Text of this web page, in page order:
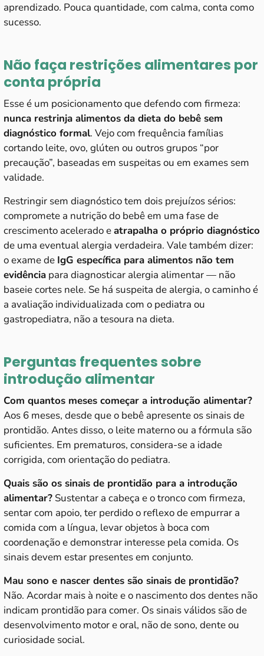
aprendizado. Pouca quantidade, com calma, conta como
sucesso.
Não faça restrições alimentares por
conta própria
Esse é um posicionamento que defendo com firmeza:
nunca restrinja alimentos da dieta do bebê sem
diagnóstico formal. Vejo com frequência famílias
cortando leite, ovo, glúten ou outros grupos “por
precaução”, baseadas em suspeitas ou em exames sem
validade.
Restringir sem diagnóstico tem dois prejuízos sérios:
compromete a nutrição do bebê em uma fase de
crescimento acelerado eatrapalha o próprio diagnóstico
de uma eventual alergia verdadeira. Vale também dizer:
o exame de IgG específica para alimentos não tem
evidência para diagnosticar alergia alimentar — não
baseie cortes nele. Se há suspeita de alergia, o caminho é
a avaliação individualizada com o pediatra ou
gastropediatra, não a tesoura na dieta.
Perguntas frequentes sobre
introdução alimentar
Com quantos meses começar a introdução alimentar?
Aos 6 meses, desde que o bebê apresente os sinais de
prontidão. Antes disso, o leite materno ou a fórmula são
suficientes. Em prematuros, considera-se a idade
corrigida, com orientação do pediatra.
Quais são os sinais de prontidão para a introdução
alimentar? Sustentar a cabeça e o tronco com firmeza,
sentar com apoio, ter perdido o reflexo de empurrar a
comida com a língua, levar objetos à boca com
coordenação e demonstrar interesse pela comida. Os
sinais devem estar presentes em conjunto.
Mau sono e nascer dentes são sinais de prontidão?
Não. Acordar mais à noite e o nascimento dos dentes não
indicam prontidão para comer. Os sinais válidos são de
desenvolvimento motor e oral, não de sono, dente ou
curiosidade social.